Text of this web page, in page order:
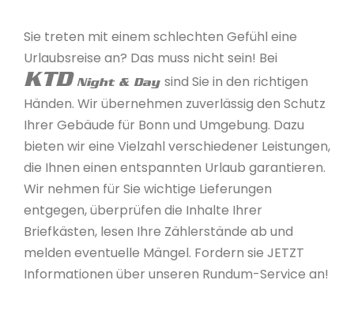
Sie treten mit einem schlechten Gefühl eine
Urlaubsreise an? Das muss nicht sein! Bei
KTD Night & Day sind Sie in den richtigen
Händen. Wir übernehmen zuverlässig den Schutz
Ihrer Gebäude für Bonn und Umgebung. Dazu
bieten wir eine Vielzahl verschiedener Leistungen,
die Ihnen einen entspannten Urlaub garantieren.
Wir nehmen für Sie wichtige Lieferungen
entgegen, überprüfen die Inhalte Ihrer
Briefkästen, lesen Ihre Zählerstände ab und
melden eventuelle Mängel. Fordern sie JETZT
Informationen über unseren Rundum-Service an!